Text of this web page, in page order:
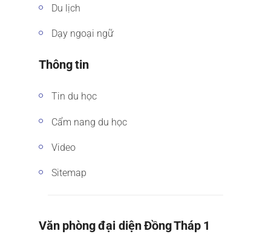
Du lịch
Dạy ngoại ngữ
Thông tin
Tin du học
Cẩm nang du học
Video
Sitemap
Văn phòng đại diện Đồng Tháp 1